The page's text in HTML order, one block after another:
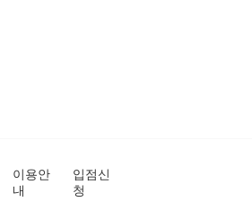
이용안
내
입점신
청